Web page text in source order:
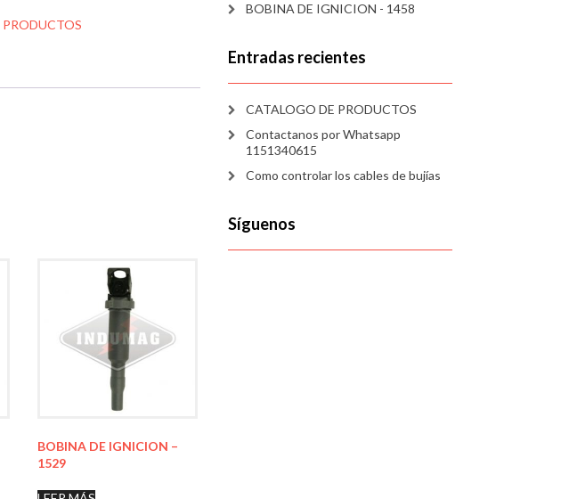
PRODUCTOS
BOBINA DE IGNICION –
1529
BOBINA DE IGNICION - 1458
Entradas recientes
CATALOGO DE PRODUCTOS
Contactanos por Whatsapp
1151340615
Como controlar los cables de bujías
Síguenos